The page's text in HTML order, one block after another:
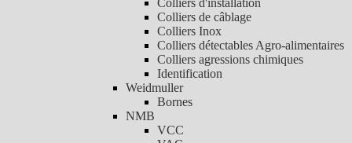
Colliers d'installation
Colliers de câblage
Colliers Inox
Colliers détectables Agro-alimentaires
Colliers agressions chimiques
Identification
Weidmuller
Bornes
NMB
VCC